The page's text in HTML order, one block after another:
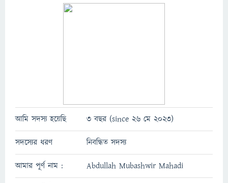
আমি সদস্য হয়েছি 3 বছর (since 26 মে 2023)
সদস্যের ধরণ নিবন্ধিত সদস্য
আমার পূর্ণ নাম : Abdullah Mubashwir Mahadi